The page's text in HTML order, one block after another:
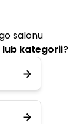
salonu
lub kategorii?